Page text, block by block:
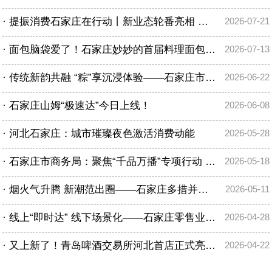
· 提振消费石家庄在行动丨新业态轮番亮相 石家庄多元场景引爆夏日消费新活力 2026-07-21
· 面包脑袋爱了！石家庄妙妙的首届料理面包节亮相湾里庙步行街 2026-07-13
· 传统新韵共融 “粽”享沉浸体验——石家庄市端午假期消费市场扫描 2026-06-22
· 石家庄山姆“极速达”今日上线！ 2026-06-08
· 河北石家庄：城市璀璨夜色激活消费动能 2026-05-28
· 石家庄市商务局：聚焦“千品万播”专项行动 持续激发消费动能释放内需潜力 2026-05-18
· 烟火气升腾 新潮范出圈——石家庄多措并举绘就区域消费中心城市新图景 2026-05-11
· 线上“即时达” 线下场景化——石家庄零售业创新提升再迈新步伐 2026-04-28
· 又上新了！青岛啤酒交易所河北首店正式亮相湾里庙步行街 2026-04-22